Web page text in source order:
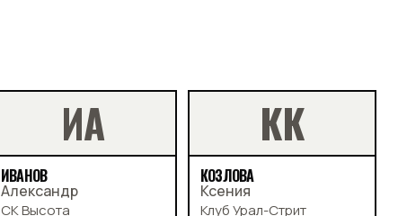
ИА
ИВАНОВ
Александр
СК Высота
КК
КОЗЛОВА
Ксения
Клуб Урал-Стрит